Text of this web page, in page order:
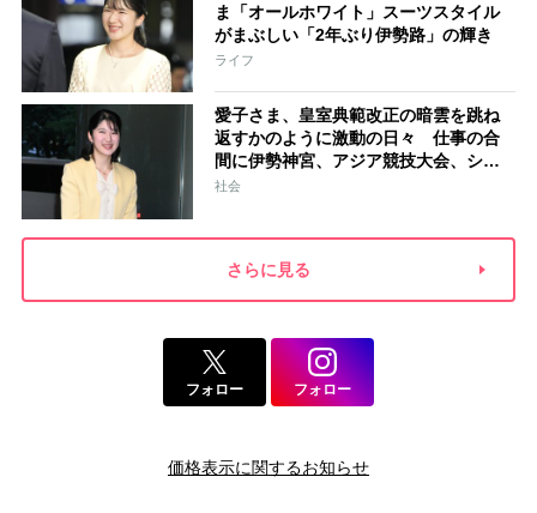
ま「オールホワイト」スーツスタイル
がまぶしい「2年ぶり伊勢路」の輝き
ライフ
愛子さま、皇室典範改正の暗雲を跳ね
返すかのように激動の日々 仕事の合
間に伊勢神宮、アジア競技大会、シン
ガポール…スケジュールはびっしり
社会
さらに見る
フォロー フォロー
価格表示に関するお知らせ